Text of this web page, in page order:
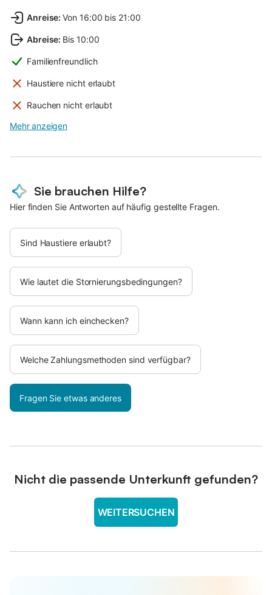
Anreise: Von 16:00 bis 21:00
Abreise: Bis 10:00
Familienfreundlich
Haustiere nicht erlaubt
Rauchen nicht erlaubt
Mehr anzeigen
Sie brauchen Hilfe?
Hier finden Sie Antworten auf häufig gestellte Fragen.
Sind Haustiere erlaubt?
Wie lautet die Stornierungsbedingungen?
Wann kann ich einchecken?
Welche Zahlungsmethoden sind verfügbar?
Fragen Sie etwas anderes
Nicht die passende Unterkunft gefunden?
WEITERSUCHEN